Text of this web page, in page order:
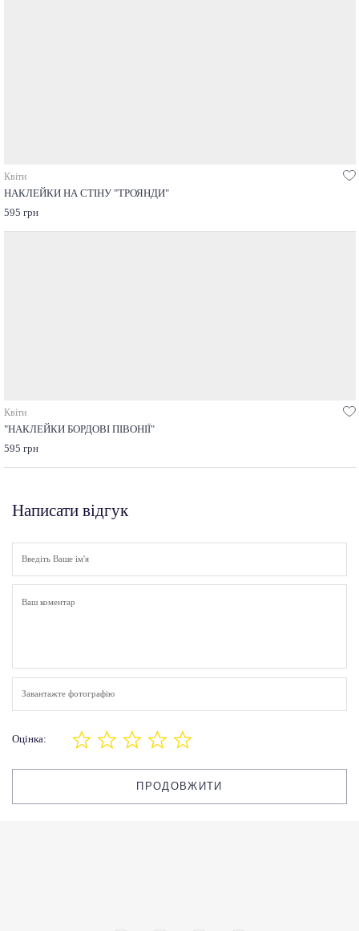
Квіти
НАКЛЕЙКИ НА СТІНУ "ТРОЯНДИ"
595 грн
Квіти
"НАКЛЕЙКИ БОРДОВІ ПІВОНІЇ"
595 грн
Написати відгук
Завантажте фотографію
Оцінка:
ПРОДОВЖИТИ